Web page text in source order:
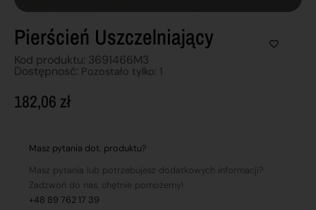
Pierścień Uszczelniający
Kod produktu: 3691466M3
Dostępnosć: Pozostało tylko: 1
182,06 zł
Masz pytania dot. produktu?
Masz pytania lub potrzebujesz dodatkowych informacji?
Zadzwoń do nas, chętnie pomożemy!
+48 89 762 17 39